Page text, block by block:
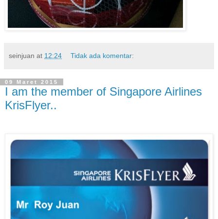
seinjuan at 12:24 Tidak ada komentar:
09 Maret 2015
I am the member of Singapore Airlines
KrisFlyer..